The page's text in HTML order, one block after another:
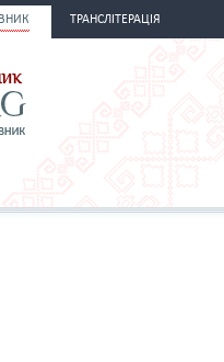
ТРАНСЛІТЕРАЦІЯ